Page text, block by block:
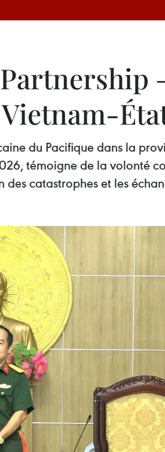
du Pacifique dans la
témoigne de la volonté
catastrophes et les